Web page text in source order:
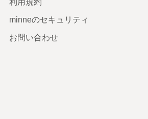
利用規約
minneのセキュリティ
お問い合わせ